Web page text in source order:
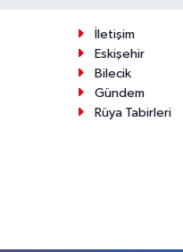
İletişim
Eskişehir
Bilecik
Gündem
Rüya Tabirleri